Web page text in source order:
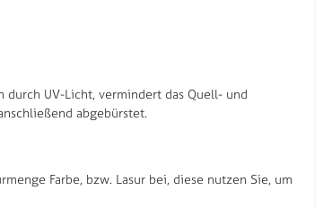
durch UV-Licht, vermindert das Quell- und
abgebürstet.
Farbe, bzw. Lasur bei, diese nutzen Sie, um